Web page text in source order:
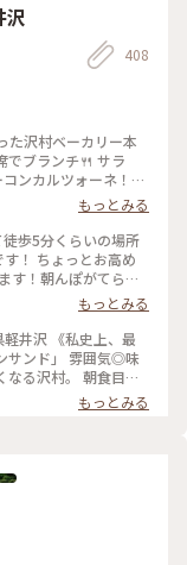
沢
408
た沢村ベーカリー本
でブランチ🍴 サラ
ンカルツォーネ！軽
を選びました😋♡♫ご
り、かぼちゃの甘さ
ケースは横に長〜く
たが新宿に帰ったら
ベーカリー #ベーカ
緑がきれい #緑に囲
リー #軽井沢 #限定 #
もっとみる
歩5分くらいの場所
！ ちょっとお高め
す！朝んぽがてら行
😊 #パン屋 #
もっとみる
井沢 《私史上、最
る沢村。 朝食目当
それでも食べたくな
ーニングは沢村一択で
もっとみる